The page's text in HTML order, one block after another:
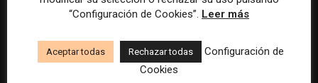
Técnico de comunicación y
marketing juvenil (temporal) en
Editorial
Director/a de comunicación en
la Asociación Española Contra
“Configuración de Cookies”. Leer más
Aceptar todas Rechazar todas
Configuración de
Cookies